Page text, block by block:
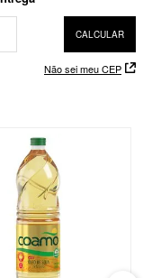
Não sei meu CEP